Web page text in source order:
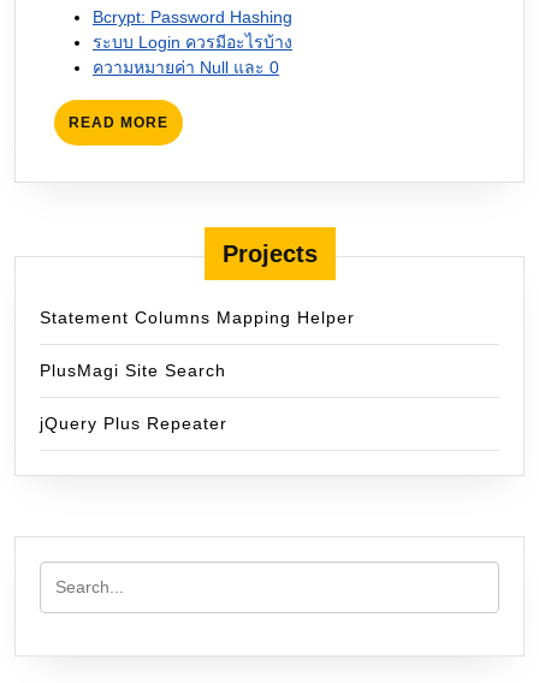
Bcrypt: Password Hashing
ระบบ Login ควรมีอะไรบ้าง
ความหมายค่า Null และ 0
READ MORE READ
MORE
Projects
Statement Columns Mapping Helper
PlusMagi Site Search
jQuery Plus Repeater